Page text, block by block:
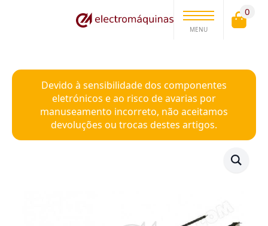
MENU
0
Devido à sensibilidade dos componentes
eletrónicos e ao risco de avarias por
manuseamento incorreto, não aceitamos
devoluções ou trocas destes artigos.